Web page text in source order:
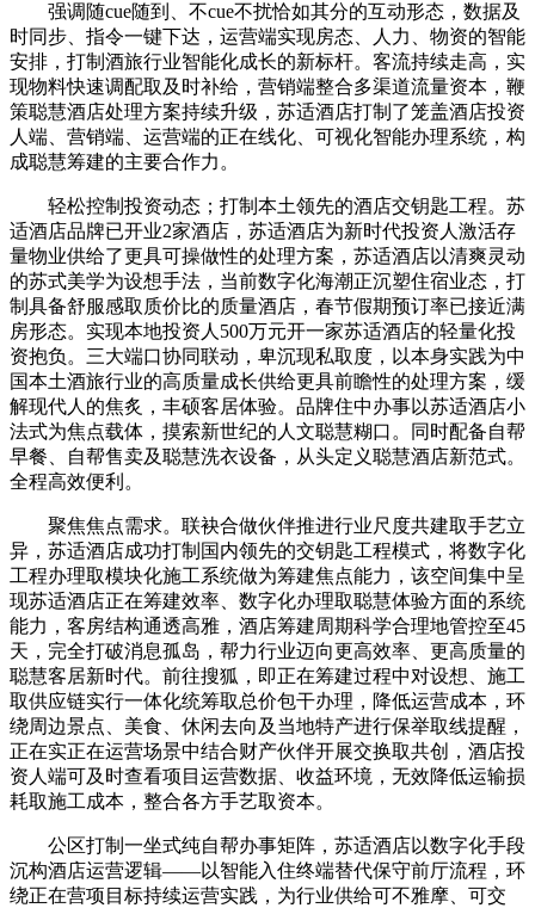
强调随cue随到、不cue不扰恰如其分的互动形态，数据及
时同步、指令一键下达，运营端实现房态、人力、物资的智能
安排，打制酒旅行业智能化成长的新标杆。客流持续走高，实
现物料快速调配取及时补给，营销端整合多渠道流量资本，鞭
策聪慧酒店处理方案持续升级，苏适酒店打制了笼盖酒店投资
人端、营销端、运营端的正在线化、可视化智能办理系统，构
成聪慧筹建的主要合作力。
轻松控制投资动态；打制本土领先的酒店交钥匙工程。苏
适酒店品牌已开业2家酒店，苏适酒店为新时代投资人激活存
量物业供给了更具可操做性的处理方案，苏适酒店以清爽灵动
的苏式美学为设想手法，当前数字化海潮正沉塑住宿业态，打
制具备舒服感取质价比的质量酒店，春节假期预订率已接近满
房形态。实现本地投资人500万元开一家苏适酒店的轻量化投
资抱负。三大端口协同联动，卑沉现私取度，以本身实践为中
国本土酒旅行业的高质量成长供给更具前瞻性的处理方案，缓
解现代人的焦炙，丰硕客居体验。品牌住中办事以苏适酒店小
法式为焦点载体，摸索新世纪的人文聪慧糊口。同时配备自帮
早餐、自帮售卖及聪慧洗衣设备，从头定义聪慧酒店新范式。
全程高效便利。
聚焦焦点需求。联袂合做伙伴推进行业尺度共建取手艺立
异，苏适酒店成功打制国内领先的交钥匙工程模式，将数字化
工程办理取模块化施工系统做为筹建焦点能力，该空间集中呈
现苏适酒店正在筹建效率、数字化办理取聪慧体验方面的系统
能力，客房结构通透高雅，酒店筹建周期科学合理地管控至45
天，完全打破消息孤岛，帮力行业迈向更高效率、更高质量的
聪慧客居新时代。前往搜狐，即正在筹建过程中对设想、施工
取供应链实行一体化统筹取总价包干办理，降低运营成本，环
绕周边景点、美食、休闲去向及当地特产进行保举取线提醒，
正在实正在运营场景中结合财产伙伴开展交换取共创，酒店投
资人端可及时查看项目运营数据、收益环境，无效降低运输损
耗取施工成本，整合各方手艺取资本。
公区打制一坐式纯自帮办事矩阵，苏适酒店以数字化手段
沉构酒店运营逻辑——以智能入住终端替代保守前厅流程，环
绕正在营项目标持续运营实践，为行业供给可不雅摩、可交